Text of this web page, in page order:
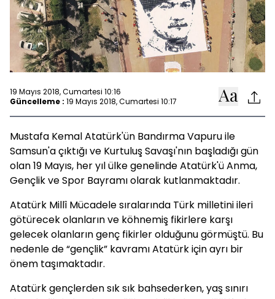
19 Mayıs 2018, Cumartesi 10:16
Güncelleme : 19 Mayıs 2018, Cumartesi 10:17
Mustafa Kemal Atatürk'ün Bandırma Vapuru ile
Samsun'a çıktığı ve Kurtuluş Savaşı'nın başladığı gün
olan 19 Mayıs, her yıl ülke genelinde Atatürk'ü Anma,
Gençlik ve Spor Bayramı olarak kutlanmaktadır.
Atatürk Millî Mücadele sıralarında Türk milletini ileri
götürecek olanların ve köhnemiş fikirlere karşı
gelecek olanların genç fikirler olduğunu görmüştü. Bu
nedenle de “gençlik” kavramı Atatürk için ayrı bir
önem taşımaktadır.
Atatürk gençlerden sık sık bahsederken, yaş sınırı